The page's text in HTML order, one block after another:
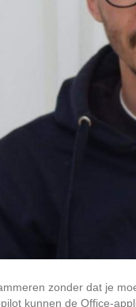
zonder dat je
kunnen de Office-